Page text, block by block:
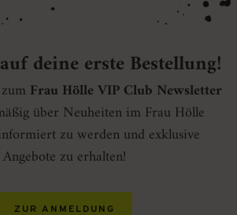
deine erste Bestellung!
Frau Hölle VIP Club Newsletter
über Neuheiten im Frau Hölle
zu werden und exklusive
Angebote zu erhalten!
ZUR ANMELDUNG